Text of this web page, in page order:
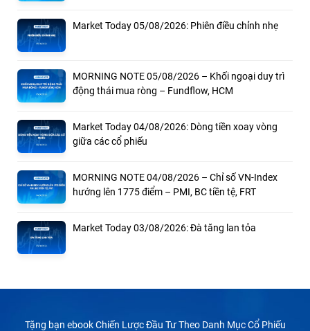
Market Today 05/08/2026: Phiên điều chỉnh nhẹ
MORNING NOTE 05/08/2026 – Khối ngoại duy trì
động thái mua ròng – Fundflow, HCM
Market Today 04/08/2026: Dòng tiền xoay vòng
giữa các cổ phiếu
MORNING NOTE 04/08/2026 – Chỉ số VN-Index
hướng lên 1775 điểm – PMI, BC tiền tệ, FRT
Market Today 03/08/2026: Đà tăng lan tỏa
Tặng bạn ebook Chiến Lược Đầu Tư Theo Danh Mục Cổ Phiếu